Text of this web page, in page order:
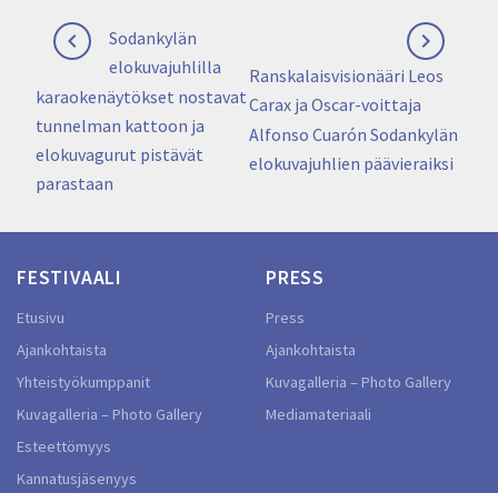
Artikkelien
selaus

Previous
post:
Sodankylän
elokuvajuhlilla
karaokenäytökset nostavat
tunnelman kattoon ja
elokuvagurut pistävät
parastaan

Next
post:
Ranskalaisvisionääri Leos
Carax ja Oscar-voittaja
Alfonso Cuarón Sodankylän
elokuvajuhlien päävieraiksi
FESTIVAALI
Etusivu
Ajankohtaista
Yhteistyökumppanit
Kuvagalleria – Photo Gallery
Esteettömyys
Kannatusjäsenyys
PRESS
Press
Ajankohtaista
Kuvagalleria – Photo Gallery
Mediamateriaali